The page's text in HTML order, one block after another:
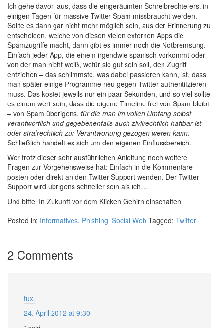
Ich gehe davon aus, dass die eingeräumten Schreibrechte erst in
einigen Tagen für massive Twitter-Spam missbraucht werden.
Sollte es dann gar nicht mehr möglich sein, aus der Erinnerung zu
entscheiden, welche von diesen vielen externen Apps die
Spamzugriffe macht, dann gibt es immer noch die Notbremsung.
Einfach jeder App, die einem irgendwie spanisch vorkommt oder
von der man nicht weiß, wofür sie gut sein soll, den Zugriff
entziehen – das schlimmste, was dabei passieren kann, ist, dass
man später einige Programme neu gegen Twitter authentifzieren
muss. Das kostet jeweils nur ein paar Sekunden, und so viel sollte
es einem wert sein, dass die eigene Timeline frei von Spam bleibt
– von Spam überigens, für die man im vollen Umfang selbst
verantwortlich und gegebenenfalls auch zivilrechtlich haftbar ist
oder strafrechtlich zur Verantwortung gezogen weren kann.
Schließlich handelt es sich um den eigenen Einflussbereich.
Wer trotz dieser sehr ausführlichen Anleitung noch weitere
Fragen zur Vorgehensweise hat: Einfach in die Kommentare
posten oder direkt an den Twitter-Support wenden. Der Twitter-
Support wird übrigens schneller sein als ich…
Und bitte: In Zukunft vor dem Klicken Gehirn einschalten!
Posted in: Informatives, Phishing, Social Web Tagged: Twitter
2 Comments
tux.
24. April 2012 at 9:30